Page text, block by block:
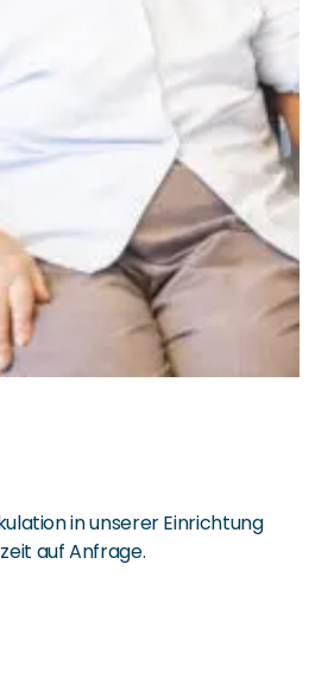
in unserer Einrichtung
auf Anfrage.